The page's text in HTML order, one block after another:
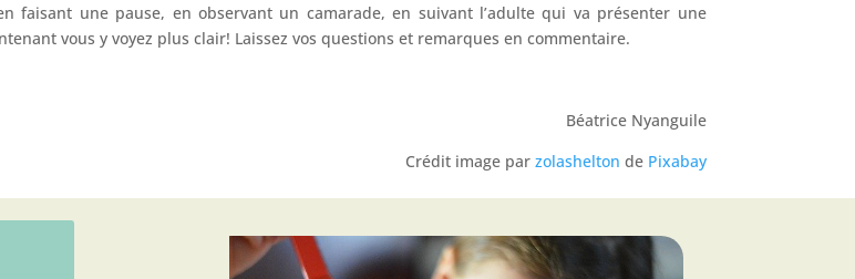
faisant une pause, en observant un camarade, en suivant l’adulte qui va présenter une
vous y voyez plus clair! Laissez vos questions et remarques en commentaire.
Béatrice Nyanguile
Crédit image par zolashelton de Pixabay